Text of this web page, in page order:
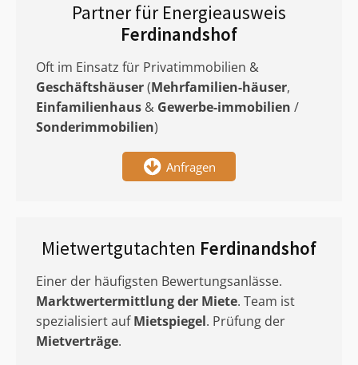
Partner für Energieausweis
Ferdinandshof
Oft im Einsatz für Privatimmobilien &
Geschäftshäuser(Mehrfamilien-häuser,
Einfamilienhaus & Gewerbe-immobilien /
Sonderimmobilien)
Anfragen
Mietwertgutachten Ferdinandshof
Einer der häufigsten Bewertungsanlässe.
Marktwertermittlungder Miete. Team ist
spezialisiert aufMietspiegel. Prüfung der
Mietverträge.